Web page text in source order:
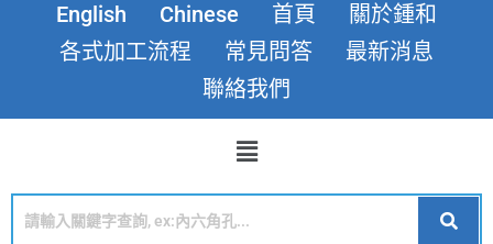
English Chinese 首頁
關於鍾和
各式加工流程
常見問答
最新消息
聯絡我們